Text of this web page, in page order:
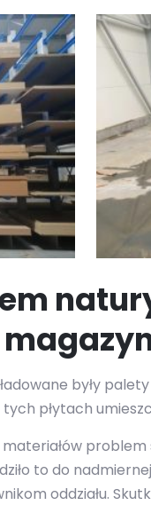
były
płytach
problem
to do
oddziału.